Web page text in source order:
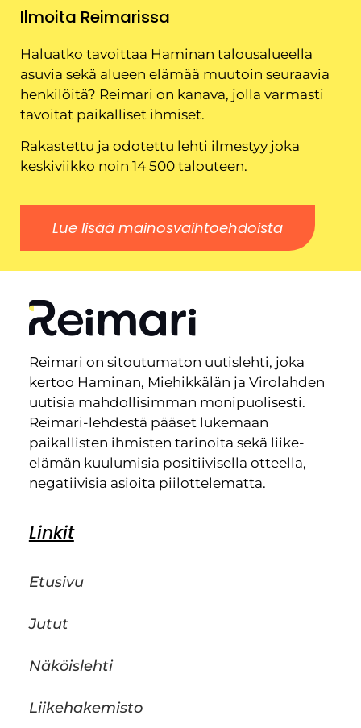
Ilmoita Reimarissa
Haluatko tavoittaa Haminan talousalueella
asuvia sekä alueen elämää muutoin seuraavia
henkilöitä? Reimari on kanava, jolla varmasti
tavoitat paikalliset ihmiset.
Rakastettu ja odotettu lehti ilmestyy joka
keskiviikko noin 14 500 talouteen.
Lue lisää mainosvaihtoehdoista
Reimari on sitoutumaton uutislehti, joka
kertoo Haminan, Miehikkälän ja Virolahden
uutisia mahdollisimman monipuolisesti.
Reimari-lehdestä pääset lukemaan
paikallisten ihmisten tarinoita sekä liike-
elämän kuulumisia positiivisella otteella,
negatiivisia asioita piilottelematta.
Linkit
Etusivu
Jutut
Näköislehti
Liikehakemisto